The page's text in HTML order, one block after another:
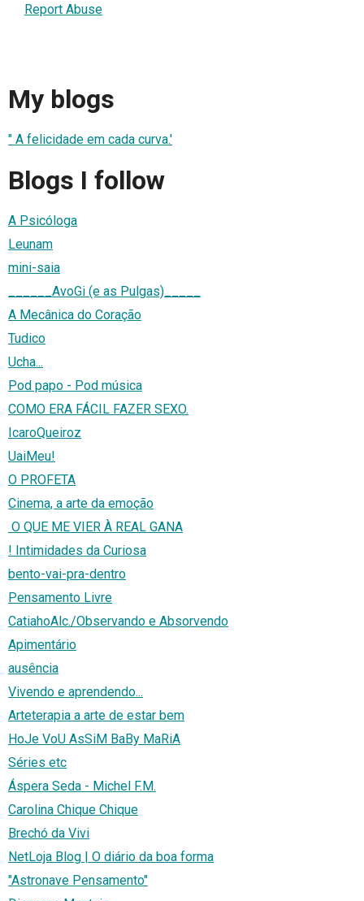
Report Abuse
My blogs
" A felicidade em cada curva.'
Blogs I follow
A Psicóloga
Leunam
mini-saia
______AvoGi (e as Pulgas)_____
A Mecânica do Coração
Tudico
Ucha...
Pod papo - Pod música
COMO ERA FÁCIL FAZER SEXO.
IcaroQueiroz
UaiMeu!
O PROFETA
Cinema, a arte da emoção
O QUE ME VIER À REAL GANA
! Intimidades da Curiosa
bento-vai-pra-dentro
Pensamento Livre
CatiahoAlc./Observando e Absorvendo
Apimentário
ausência
Vivendo e aprendendo...
Arteterapia a arte de estar bem
HoJe VoU AsSiM BaBy MaRiA
Séries etc
Áspera Seda - Michel F.M.
Carolina Chique Chique
Brechó da Vivi
NetLoja Blog | O diário da boa forma
"Astronave Pensamento"